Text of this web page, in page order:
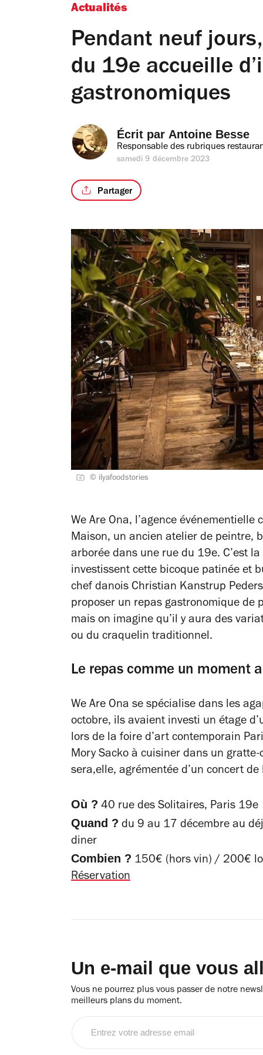
Actualités
Pendant neuf
du 19e accueille
gastronomiques
Écrit par Antoine Besse
Responsable des rubriques
samedi 9 décembre 2023
Partager
© ilyafoodstories
We Are Ona, l’agence
Maison, un ancien atelier de peintre,
arborée dans une rue du 19e. C’est
investissent cette bicoque patinée et
chef danois Christian Kanstrup
proposer un repas gastronomique de
mais on imagine qu’il y aura des
ou du craquelin traditionnel.
Le repas comme un moment
We Are Ona se spécialise dans les
octobre, ils avaient investi un étage
lors de la foire d’art contemporain
Mory Sacko à cuisiner dans un
sera,elle, agrémentée d’un concert
Où ? 40 rue des Solitaires, Paris 19e
Quand ? du 9 au 17 décembre au
diner
Combien ? 150€ (hors vin) / 200€
Réservation
Un e-mail que vous
Vous ne pourrez plus vous passer de notre
meilleurs plans du moment.